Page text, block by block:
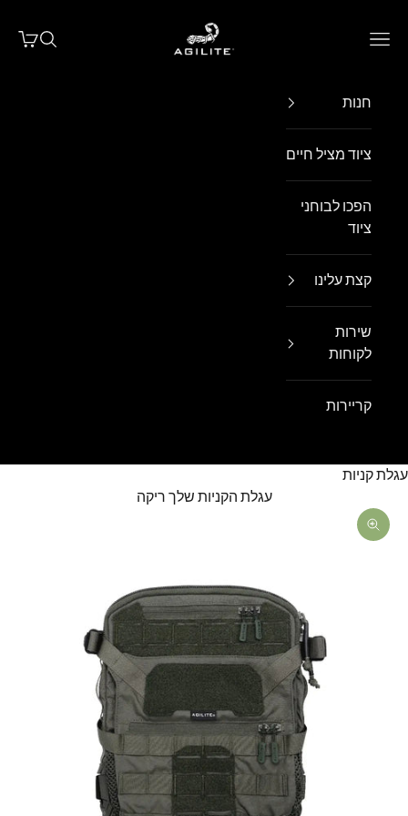
Agilite Israel
פתח תפריט ניווט פתחפתח
חנות
ציוד מציל חיים
הפכו לבוחני
ציוד
קצת עלינו
שירות
לקוחות
קריירות
עגלת קניות
עגלת הקניות שלך ריקה
תקריב